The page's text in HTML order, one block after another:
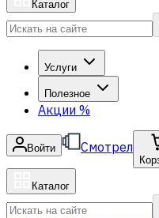
Каталог
Услуги
Полезное
Акции %
Войти Смотрел
Каталог